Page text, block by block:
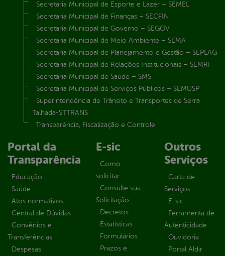
Secretaria Municipal de Esporte e Lazer – SEMEL
Secretaria Municipal de Finanças – SECFIN
Secretaria Municipal de Governo – SEGOV
Secretaria Municipal de Meio Ambiente – SEMA
Secretaria Municipal de Planejamento e Gestão – SEPLAG
Secretaria Municipal de Relações Institucionais – SEMRI
Secretaria Municipal de Saúde – SMS
Secretaria Municipal de Serviços Públicos – SEMUSP
Superintendência de Trânsito e Transportes de Serra
Talhada-STTRANS
Transparência, Fiscalização e Controle
Portal da
Transparência
Educação
Saúde
Atos normativos
Central de Dúvidas
Convênios e
Transferências
Despesas
E-sic
Como
solicitar
Consulte sua
Solicitação
Decretos
Estatísticas
Formulários
Prazos e
Outros
Serviços
Carta de
Serviços
E-sic
Ferramenta de
Autenticidade
Ouvidoria
Portal Aldir